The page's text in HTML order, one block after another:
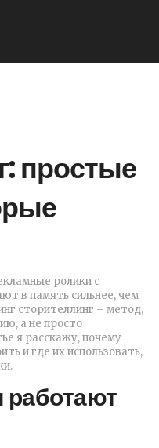
простые
ролики с
в память сильнее, чем
сторителлинг – метод,
а не просто
я расскажу, почему
и где их использовать,
работают